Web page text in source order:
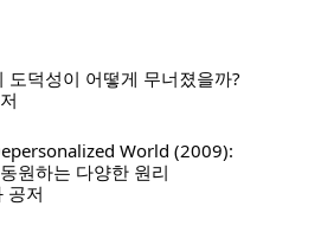
덕성이 어떻게 무너졌을까?
World (2009):
원하는 다양한 원리
공저